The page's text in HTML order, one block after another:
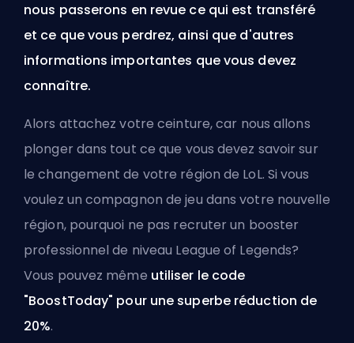
nous passerons en revue ce qui est transféré
et ce que vous perdrez, ainsi que d'autres
informations importantes que vous devez
connaître.
Alors attachez votre ceinture, car nous allons
plonger dans tout ce que vous devez savoir sur
le changement de votre région de LoL. Si vous
voulez un compagnon de jeu dans votre nouvelle
région, pourquoi ne pas recruter un booster
professionnel de niveau League of Legends?
Vous pouvez même utiliser le code
"BoostToday" pour une superbe réduction de
20%.